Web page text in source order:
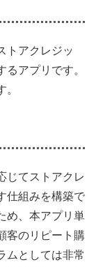
トアクレジッ
るアプリです。
じてストアクレ
仕組みを構築で
め、本アプリ単
客のリピート購
ムとしては非常